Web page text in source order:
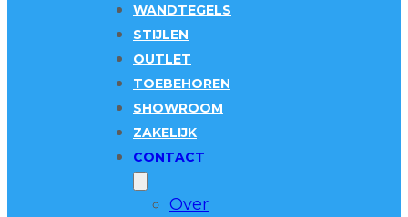
WANDTEGELS
STIJLEN
OUTLET
TOEBEHOREN
SHOWROOM
ZAKELIJK
CONTACT
Over